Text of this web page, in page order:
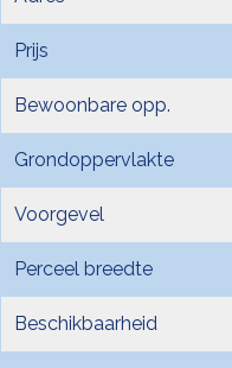
Prijs
Bewoonbare opp.
Grondoppervlakte
Voorgevel
Perceel breedte
Beschikbaarheid